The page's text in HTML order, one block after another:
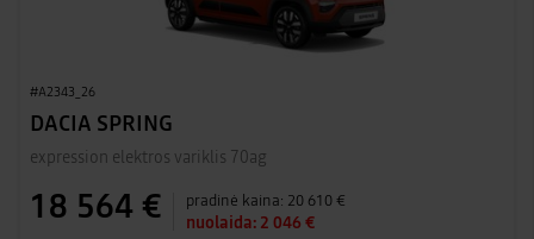
#A2343_26
DACIA SPRING
expression elektros variklis 70ag
18 564 € pradinė kaina: 20 610 €
nuolaida: 2 046 €